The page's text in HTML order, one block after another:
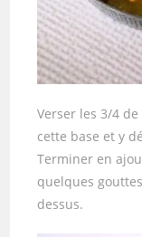
Verser les 3/4
cette base et y
Terminer en
quelques
dessus.